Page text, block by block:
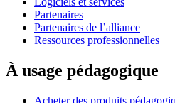
Partenaires
Partenaires de l’alliance
Ressources professionnelles
À usage pédagogique
Acheter des produits